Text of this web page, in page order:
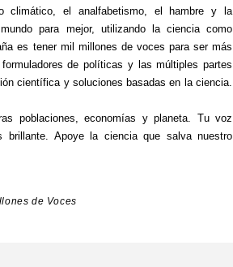
climático, el analfabetismo, el hambre y la
para mejor, utilizando la ciencia como
es tener mil millones de voces para ser más
de políticas y las múltiples partes
científica y soluciones basadas en la ciencia.
poblaciones, economías y planeta. Tu voz
brillante. Apoye la ciencia que salva nuestro
de Voces